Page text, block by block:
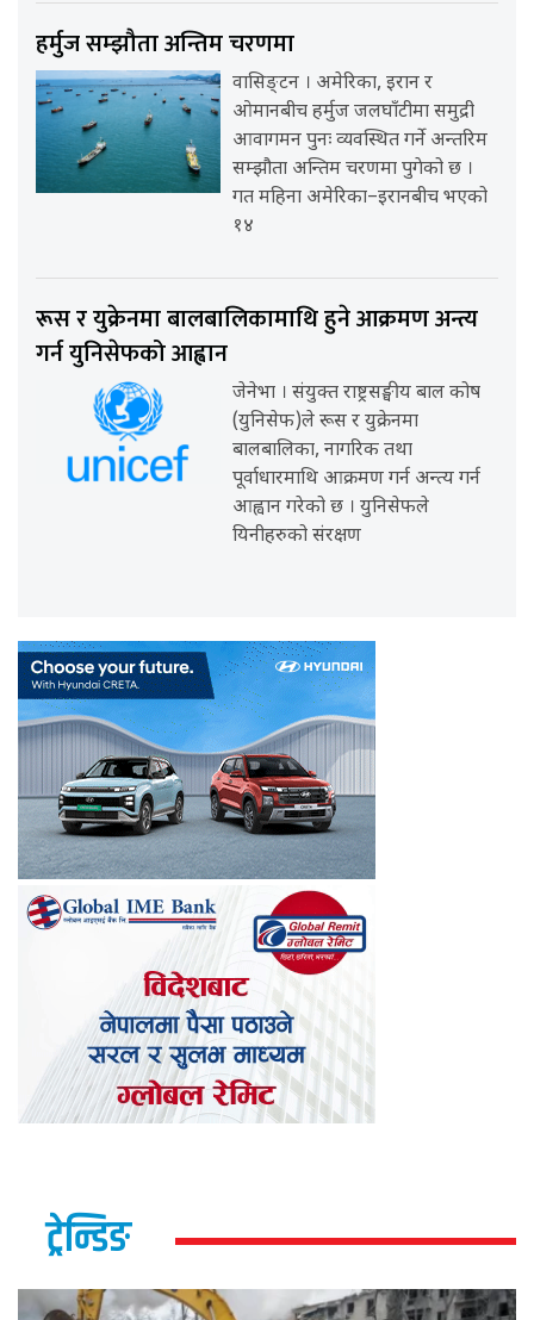
हर्मुज सम्झौता अन्तिम चरणमा
वासिङ्टन । अमेरिका, इरान र
ओमानबीच हर्मुज जलघाँटीमा समुद्री
आवागमन पुनः व्यवस्थित गर्ने अन्तरिम
सम्झौता अन्तिम चरणमा पुगेको छ ।
गत महिना अमेरिका–इरानबीच भएको
१४
रूस र युक्रेनमा बालबालिकामाथि हुने आक्रमण अन्त्य
गर्न युनिसेफको आह्वान
जेनेभा । संयुक्त राष्ट्रसङ्घीय बाल कोष
(युनिसेफ)ले रूस र युक्रेनमा
बालबालिका, नागरिक तथा
पूर्वाधारमाथि आक्रमण गर्न अन्त्य गर्न
आह्वान गरेको छ । युनिसेफले
यिनीहरुको संरक्षण
ट्रेन्डिङ